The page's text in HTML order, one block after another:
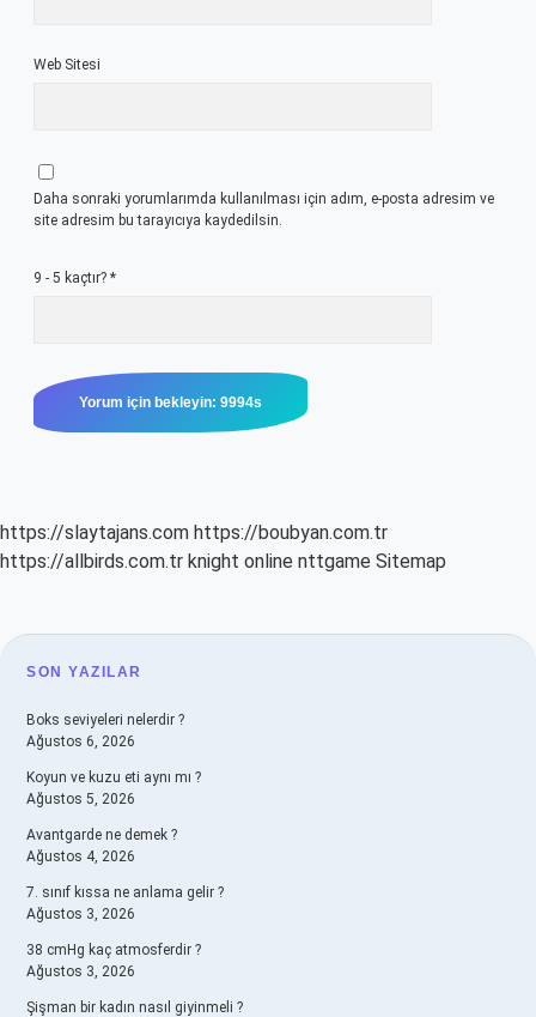
Web Sitesi
Daha sonraki yorumlarımda kullanılması için adım, e-posta adresim ve
site adresim bu tarayıcıya kaydedilsin.
9 - 5 kaçtır? *
https://slaytajans.com https://boubyan.com.tr
https://allbirds.com.tr knight online nttgame Sitemap
SIDEBAR
SON YAZILAR
Boks seviyeleri nelerdir ?
Ağustos 6, 2026
Koyun ve kuzu eti aynı mı ?
Ağustos 5, 2026
Avantgarde ne demek ?
Ağustos 4, 2026
7. sınıf kıssa ne anlama gelir ?
Ağustos 3, 2026
38 cmHg kaç atmosferdir ?
Ağustos 3, 2026
Şişman bir kadın nasıl giyinmeli ?